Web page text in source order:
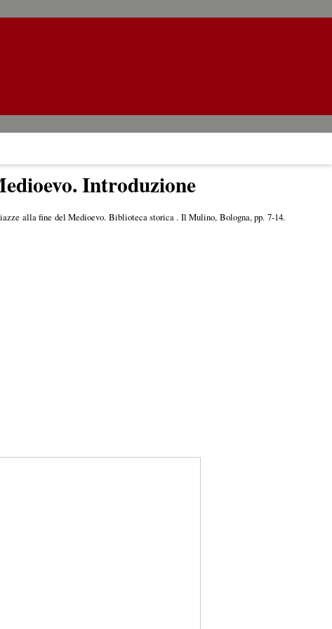
Introduzione
alla fine del Medioevo. Biblioteca storica . Il Mulino, Bologna, pp. 7-14.